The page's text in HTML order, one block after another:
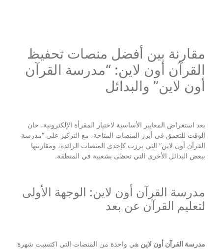
مقارنة بين أفضل منصات تحفيظ
القرآن أون لاين: “مدرسة القرآن
أون لاين” والبدائل
بعد استعراض المعايير الأساسية لاختيار المقرأة الإلكترونية، حان
الوقت للتعمق في أبرز المنصات المتاحة، مع التركيز على “مدرسة
القرآن أون لاين” التي برزت كإحدى المنصات الرائدة، ومقارنتها
ببعض البدائل الأخرى التي تحظى بشعبية في المنطقة.
مدرسة القرآن أون لاين: الوجهة الأولى
لتعليم القرآن عن بعد
مدرسة القرآن أون لاين هي واحدة من المنصات التي اكتسبت شهرة